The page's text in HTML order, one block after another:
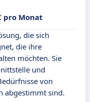
pro Monat
die sich
die ihre
möchten. Sie
und
von
abgestimmt sind.